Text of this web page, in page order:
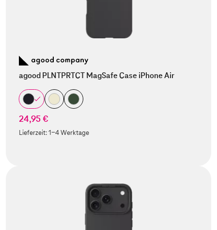
agood PLNTPRTCT MagSafe Case iPhone Air
24,95 €
Lieferzeit:1-4 Werktage